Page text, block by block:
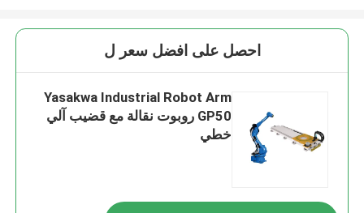
احصل على افضل سعر ل
Yasakwa Industrial Robot Arm
GP50 روبوت نقالة مع قضيب آلي
خطي